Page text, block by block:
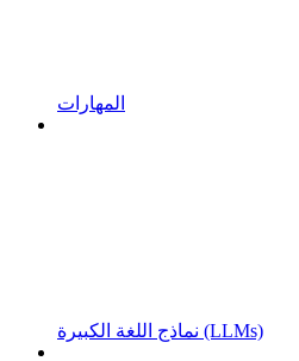
المهارات
نماذج اللغة الكبيرة (LLMs)